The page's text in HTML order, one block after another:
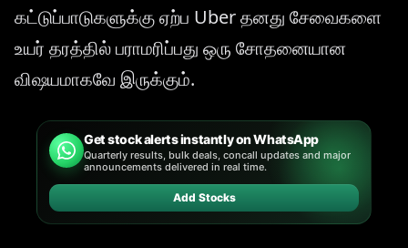
கட்டுப்பாடுகளுக்கு ஏற்ப Uber தனது சேவைகளை
உயர் தரத்தில் பராமரிப்பது ஒரு சோதனையான
விஷயமாகவே இருக்கும்.
Get stock alerts instantly on WhatsApp
Quarterly results, bulk deals, concall updates and major
announcements delivered in real time.
Add Stocks